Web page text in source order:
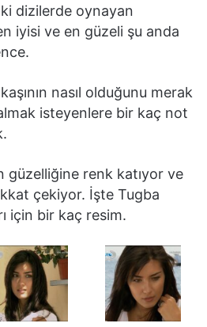
ki dizilerde oynayan
iyisi ve en güzeli şu anda
nasıl olduğunu merak
isteyenlere bir kaç not
güzelliğine renk katıyor ve
çekiyor. İşte Tugba
için bir kaç resim.